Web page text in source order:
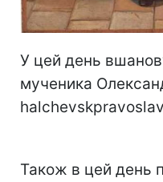
У цей день
мученика
Також в цей день